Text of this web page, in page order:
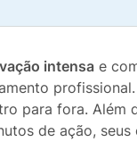
intensa e
para fora. Além
de ação,